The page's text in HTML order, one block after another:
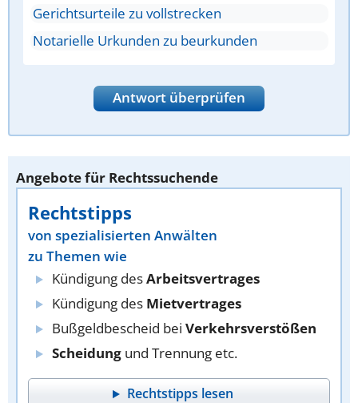
Gerichtsurteile zu vollstrecken
Notarielle Urkunden zu beurkunden
Antwort überprüfen
Angebote für Rechtssuchende
Rechtstipps
von spezialisierten Anwälten
zu Themen wie
Kündigung desArbeitsvertrages
Kündigung des Mietvertrages
Bußgeldbescheid bei Verkehrsverstößen
Scheidung und Trennung etc.
Rechtstipps lesen